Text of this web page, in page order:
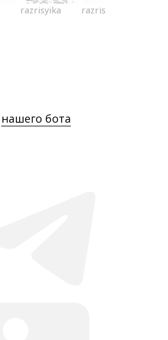
razrisyika razrisyika
нашего бота